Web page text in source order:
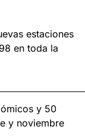
estaciones
en toda la
y 50
y noviembre